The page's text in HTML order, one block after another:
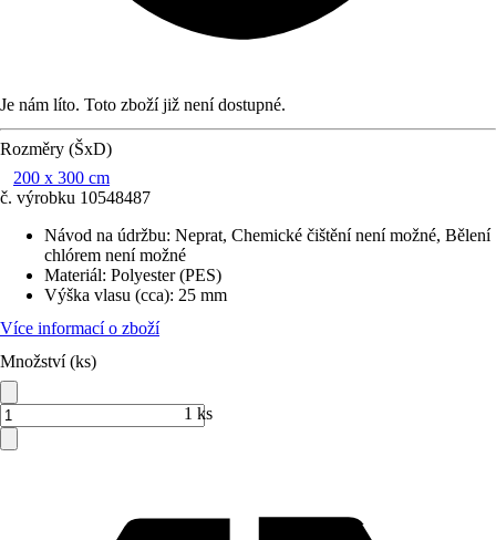
Je nám líto. Toto zboží již není dostupné.
Rozměry (ŠxD)
200 x 300 cm
č. výrobku 10548487
Návod na údržbu: Neprat, Chemické čištění není možné, Bělení
chlórem není možné
Materiál: Polyester (PES)
Výška vlasu (cca): 25 mm
Více informací o zboží
Množství (ks)
1 ks